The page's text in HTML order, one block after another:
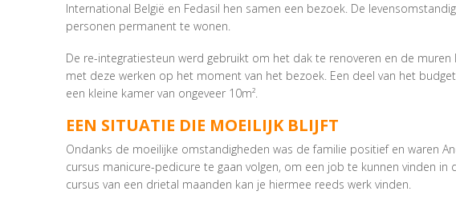
International België en Fedasil hen samen een bezoek. De
personen permanent te wonen.
De re-integratiesteun werd gebruikt om het dak te renoveren en de
met deze werken op het moment van het bezoek. Een deel van het
een kleine kamer van ongeveer 10m².
EEN SITUATIE DIE MOEILIJK BLIJFT
Ondanks de moeilijke omstandigheden was de familie positief en waren
cursus manicure-pedicure te gaan volgen, om een job te kunnen vinden
cursus van een drietal maanden kan je hiermee reeds werk vinden.